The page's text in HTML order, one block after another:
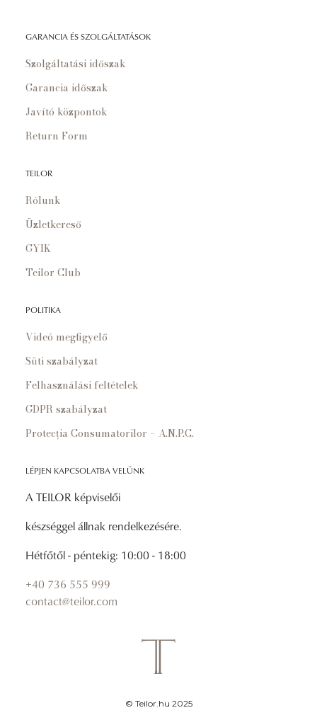
GARANCIA ÉS SZOLGÁLTATÁSOK
Szolgáltatási időszak
Garancia időszak
Javító központok
Return Form
TEILOR
Rólunk
Üzletkereső
GYIK
Teilor Club
POLITIKA
Videó megfigyelő
Süti szabályzat
Felhasználási feltételek
GDPR szabályzat
Protecția Consumatorilor – A.N.P.C.
LÉPJEN KAPCSOLATBA VELÜNK
A TEILOR képviselői
készséggel állnak rendelkezésére.
Hétfőtől - péntekig: 10:00 - 18:00
+40 736 555 999
contact@teilor.com
© Teilor.hu 2025